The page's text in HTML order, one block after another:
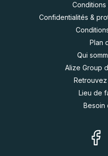
Confidentialités &
Plan
Qui
Alize Group
Lieu de
Besoin